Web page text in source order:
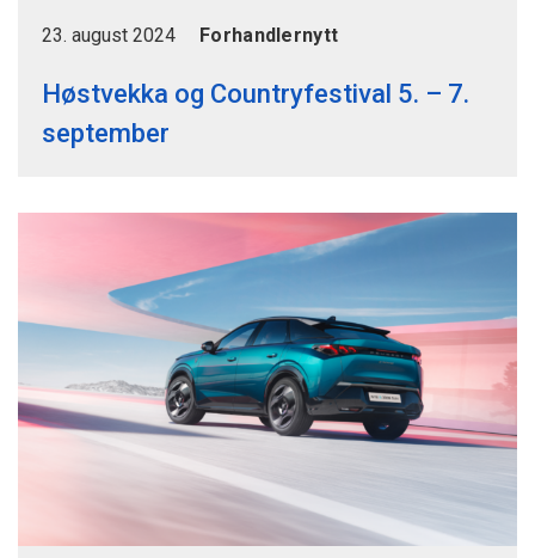
23. august 2024 Forhandlernytt
Høstvekka og Countryfestival 5. – 7.
september